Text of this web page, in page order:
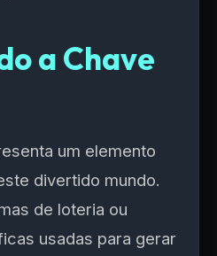
a Chave
um elemento
divertido mundo.
de loteria ou
usadas para gerar